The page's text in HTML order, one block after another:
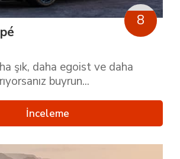
8
şık, daha egoist ve daha
buyrun...
İnceleme